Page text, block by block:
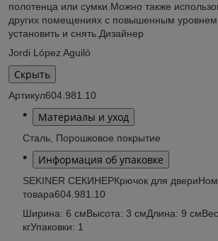
полотенца или сумки.Можно также
других помещениях с повышенным уровнем
установить и снять.Дизайнер
Jordi López Aguiló
Скрыть
Артикул604.981.10
Материалы и уход
Сталь, Порошковое покрытие
Информация об упаковке
SEKINER СЕКИНЕРКрючок для
товара604.981.10
Ширина: 6 смВысота: 3 смДлина: 9
кгУпаковки: 1